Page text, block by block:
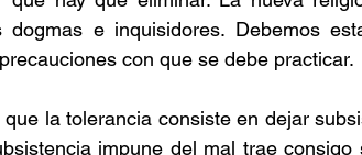
dogmas e inquisidores. Debemos
con que se debe practicar.
la tolerancia consiste en dejar
impune del mal trae consigo